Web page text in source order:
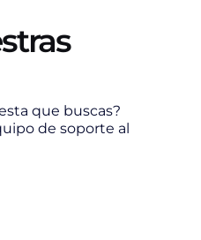
que buscas?
de soporte al